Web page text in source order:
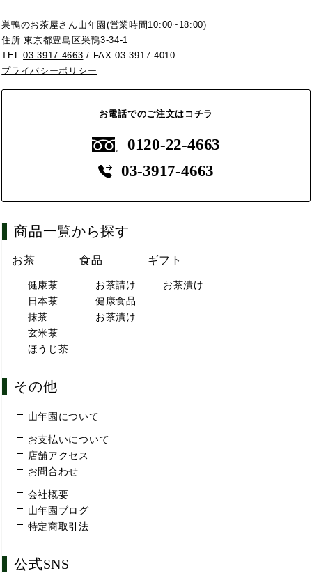
巣鴨のお茶屋さん山年園(営業時間10:00~18:00)
住所 東京都豊島区巣鴨3-34-1
TEL03-3917-4663 / FAX 03-3917-4010
プライバシーポリシー
お電話でのご注文はコチラ
0120-22-4663
03-3917-4663
商品一覧から探す
お茶
健康茶
日本茶
抹茶
玄米茶
ほうじ茶
食品
お茶請け
健康食品
お茶漬け
ギフト
お茶漬け
その他
山年園について
お支払いについて
店舗アクセス
お問合わせ
会社概要
山年園ブログ
特定商取引法
公式SNS